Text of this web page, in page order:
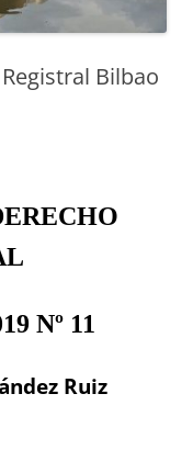
Bilbao
Nº 11
Ruiz